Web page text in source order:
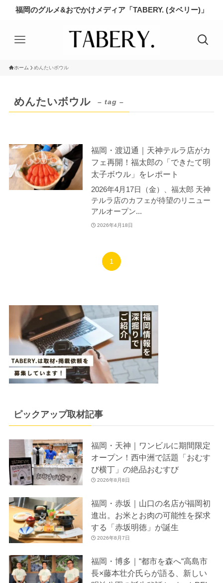
福岡のグルメ&おでかけメディア「TABERY. (タベリー)」
ホーム めんたいボウル
めんたいボウル – tag –
福岡・渡辺通｜天神テルラ店がカ
フェ再開！福太郎の「できたて明
太子ボウル」をレポート
2026年4月17日（金）、福太郎 天神
テルラ店のカフェが待望のリニュー
アルオープン...
2026年4月18日
1
ピックアップ取材記事
福岡・天神｜ワンビルに期間限定
オープン！西中洲で話題「おむす
び横丁」の絶品おむすび
2026年8月8日
福岡・赤坂｜山口の名店が福岡初
進出。お米とお肉の可能性を探求
する「赤坂明徳」が誕生
2026年8月7日
福岡・博多｜“都市を森へ“高島市
長×藤本壮介氏らが語る、新しい